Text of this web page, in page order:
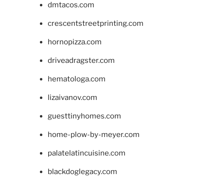
dmtacos.com
crescentstreetprinting.com
hornopizza.com
driveadragster.com
hematologa.com
lizaivanov.com
guesttinyhomes.com
home-plow-by-meyer.com
palatelatincuisine.com
blackdoglegacy.com